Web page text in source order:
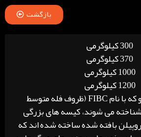
بازگشت
300 کیلوگرمی
370 کیلوگرمی
1000 کیلوگرمی
1200 کیلوگرمی
کیسه های جامبو که با نام FIBC (ظروف فله متوسط
شناخته می شوند، کیسه های بزرگی
بافته شده ساخته شده اند که